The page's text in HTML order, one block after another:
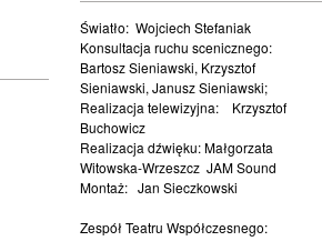
Światło: Wojciech Stefaniak
Konsultacja ruchu scenicznego:
Bartosz Sieniawski, Krzysztof
Sieniawski, Janusz Sieniawski;
Realizacja telewizyjna: Krzysztof
Buchowicz
Realizacja dźwięku: Małgorzata
Witowska-Wrzeszcz JAM Sound
Montaż: Jan Sieczkowski
Zespół Teatru Współczesnego: